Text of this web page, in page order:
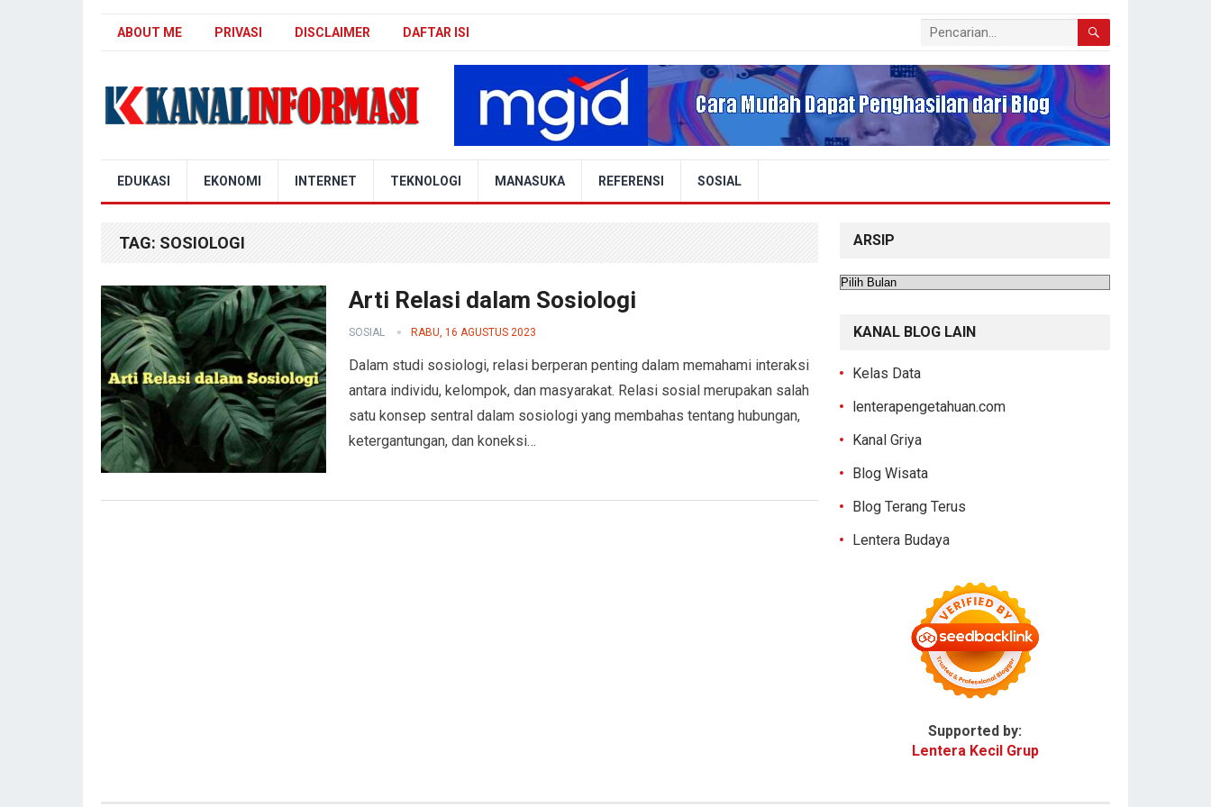
ABOUT ME PRIVASI DISCLAIMER DAFTAR ISI
EDUKASI EKONOMI INTERNET TEKNOLOGI MANASUKA REFERENSI SOSIAL
TAG: SOSIOLOGI
Arti Relasi dalam Sosiologi
SOSIAL RABU, 16 AGUSTUS 2023
Dalam studi sosiologi, relasi berperan penting dalam memahami interaksi
antara individu, kelompok, dan masyarakat. Relasi sosial merupakan salah
satu konsep sentral dalam sosiologi yang membahas tentang hubungan,
ketergantungan, dan koneksi…
ARSIP
Arsip
KANAL BLOG LAIN
Kelas Data
lenterapengetahuan.com
Kanal Griya
Blog Wisata
Blog Terang Terus
Lentera Budaya
Supported by:
Lentera Kecil Grup